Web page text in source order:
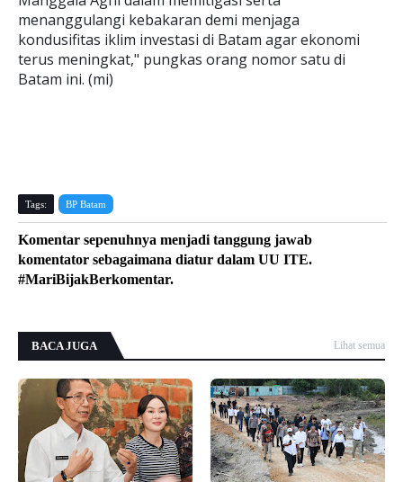
menanggulangi kebakaran demi menjaga
kondusifitas iklim investasi di Batam agar ekonomi
terus meningkat," pungkas orang nomor satu di
Batam ini. (mi)
Tags: BP Batam
Komentar sepenuhnya menjadi tanggung jawab
komentator sebagaimana diatur dalam UU ITE.
#MariBijakBerkomentar.
BACA JUGA Lihat semua